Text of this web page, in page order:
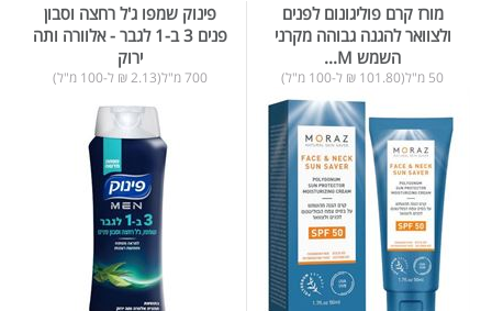
מורז קרם פוליגונום לפנים
ולצוואר להגנה גבוהה מקרני
השמש M...
50 מ"ל(101.80 ₪ ל-100 מ"ל)
פינוק שמפו ג'ל רחצה וסבון
פנים 3 ב-1 לגבר - אלוורה ותה
ירוק
700 מ"ל(2.13 ₪ ל-100 מ"ל)